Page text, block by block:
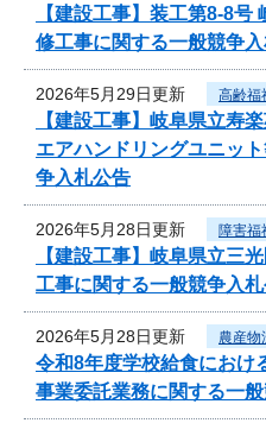
【建設工事】装工第8-8
修工事に関する一般競争
2026年5月29日更新 高齢福
【建設工事】岐阜県立寿
エアハンドリングユニッ
争入札公告
2026年5月28日更新 障害福
【建設工事】岐阜県立三
工事に関する一般競争入
2026年5月28日更新 農産物
令和8年度学校給食におけ
事業委託業務に関する一